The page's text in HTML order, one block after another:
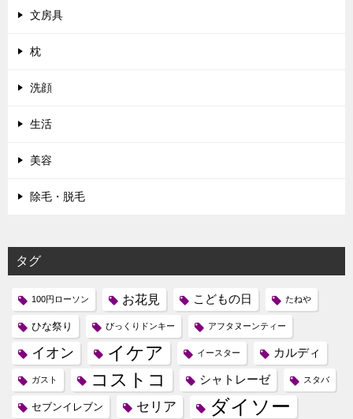
文房具
枕
洗顔
生活
美容
除毛・脱毛
タグ
100円ローソン お花見 こどもの日 たねや
ひな祭り びっくりドンキー アフタヌーンティー
イオン イケア イースター カルディ
ガスト コストコ シャトレーゼ スタバ
セブンイレブン セリア ダイソー